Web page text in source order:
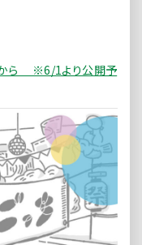
から ※6/1より公開予